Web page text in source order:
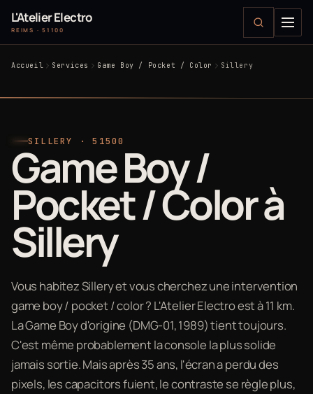
L'Atelier Electro
REIMS · 51100
Accueil Services Game Boy / Pocket / Color Sillery
SILLERY · 51500
Game Boy /
Pocket / Color à
Sillery
Vous habitez Sillery et vous cherchez une intervention
game boy / pocket / color ? L'Atelier Electro est à 11 km.
La Game Boy d'origine (DMG-01, 1989) tient toujours.
C'est même probablement la console la plus solide
jamais sortie. Mais après 35 ans, l'écran a perdu des
pixels, les capacitors fuient, le contraste se règle plus,